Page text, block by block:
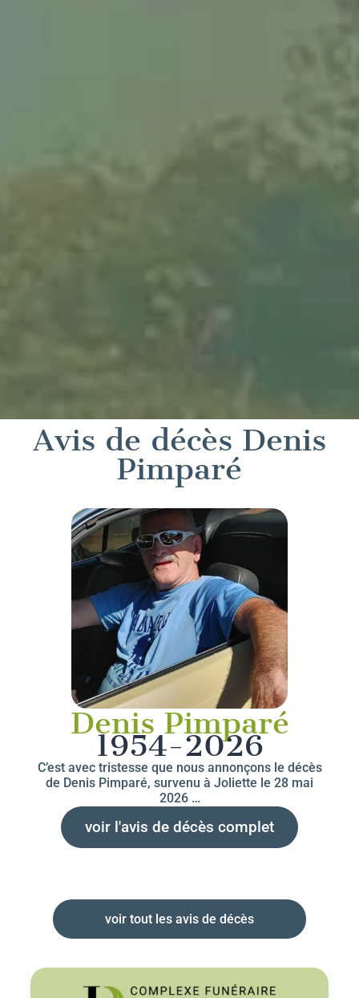
Avis de décès Denis
Pimparé
Denis Pimparé
1954-2026
C’est avec tristesse que nous annonçons le décès
de Denis Pimparé, survenu à Joliette le 28 mai
2026 …
voir l'avis de décès complet
voir tout les avis de décès